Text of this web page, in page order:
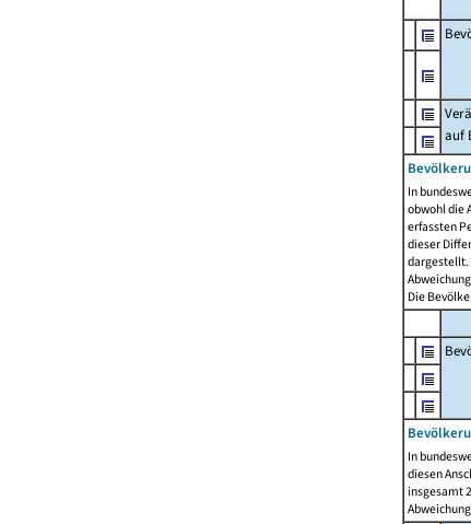
auf
In
obwohl die
erfassten
dieser
dargestellt.
Die
In
diesen
insgesamt